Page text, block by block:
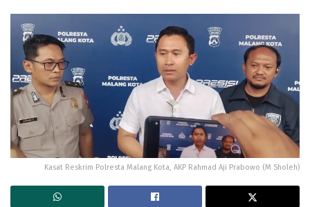
Kasat Reskrim Polresta Malang Kota, AKP Rahmad Aji Prabowo (M Sholeh)